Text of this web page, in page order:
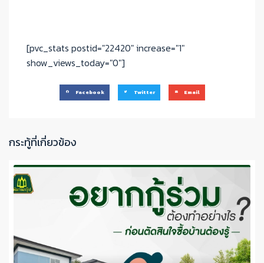
[pvc_stats postid="22420" increase="1"
show_views_today="0"]
Facebook Twitter Email
กระทู้ที่เกี่ยวข้อง